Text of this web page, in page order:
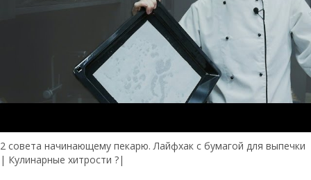
2 совета начинающему пекарю. Лайфхак с бумагой для выпечки
| Кулинарные хитрости ?|